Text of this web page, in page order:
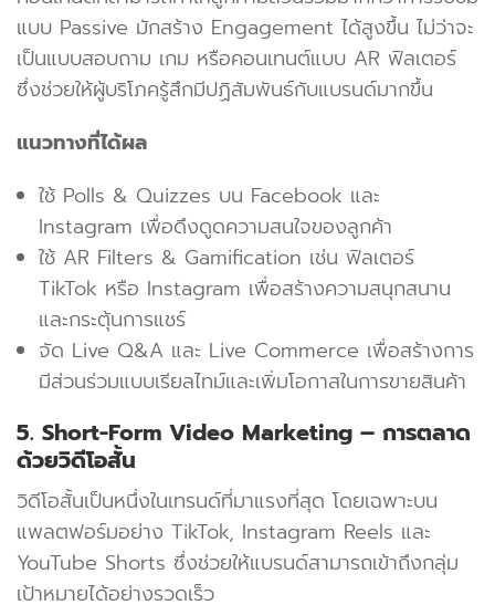
แบบ Passive มักสร้าง Engagement ได้สูงขึ้น ไม่ว่าจะ
เป็นแบบสอบถาม เกม หรือคอนเทนต์แบบ AR ฟิลเตอร์
ซึ่งช่วยให้ผู้บริโภครู้สึกมีปฏิสัมพันธ์กับแบรนด์มากขึ้น
แนวทางที่ได้ผล
ใช้ Polls & Quizzes บน Facebook และ
Instagram เพื่อดึงดูดความสนใจของลูกค้า
ใช้ AR Filters & Gamification เช่น ฟิลเตอร์
TikTok หรือ Instagram เพื่อสร้างความสนุกสนาน
และกระตุ้นการแชร์
จัด Live Q&A และ Live Commerce เพื่อสร้างการ
มีส่วนร่วมแบบเรียลไทม์และเพิ่มโอกาสในการขายสินค้า
5. Short-Form Video Marketing – การตลาด
ด้วยวิดีโอสั้น
วิดีโอสั้นเป็นหนึ่งในเทรนด์ที่มาแรงที่สุด โดยเฉพาะบน
แพลตฟอร์มอย่าง TikTok, Instagram Reels และ
YouTube Shorts ซึ่งช่วยให้แบรนด์สามารถเข้าถึงกลุ่ม
เป้าหมายได้อย่างรวดเร็ว